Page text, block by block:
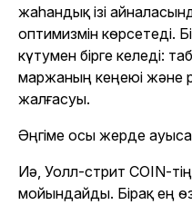
жаһандық ізі
оптимизмін көрсетеді.
күтумен бірге келеді:
маржаның кеңеюі және
жалғасуы.
Әңгіме осы жерде
Иә, Уолл-стрит COIN-
мойындайды. Бірақ ең